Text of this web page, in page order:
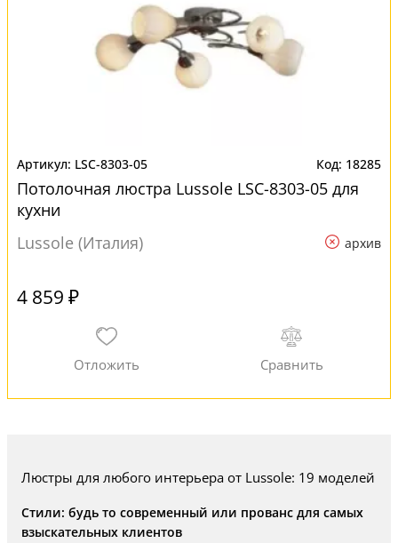
LSC-8303-05 18285
Потолочная люстра Lussole LSC-8303-05 для
кухни
Lussole (Италия)
архив
4 859 ₽
Люстры для любого интерьера от Lussole: 19 моделей
Стили: будь то современный или прованс для самых
взыскательных клиентов